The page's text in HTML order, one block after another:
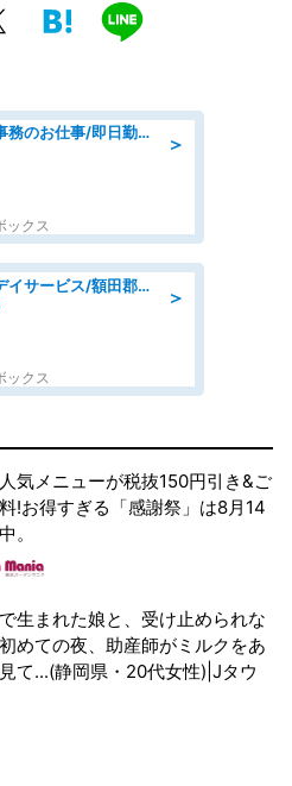
＞
経理/病院での経理事務のお仕事/即日勤務可/車通勤可/経理/一般事務
ックス
＞
介護職・ヘルパー/デイサービス/額田郡幸田町/JR東海道本線 幸田/愛知県
ックス
人気メニューが税抜150円引き&ご
!お得すぎる「感謝祭」は8月14
。
で生まれた娘と、受け止められな
めての夜、助産師がミルクをあ
て...(静岡県・20代女性)|Jタウ